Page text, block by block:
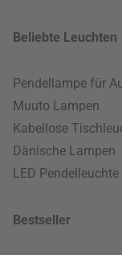
Beliebte Leuchten
Pendellampe für
Muuto Lampen
Kabellose
Dänische Lampen
LED Pendelleuchte
Bestseller